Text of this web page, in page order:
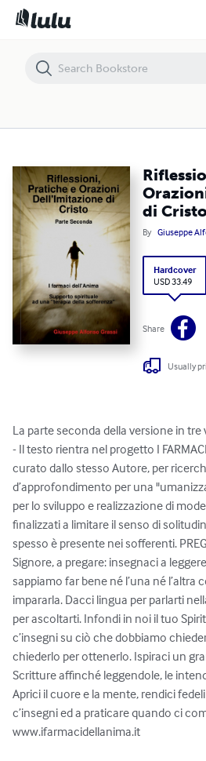
di
By Giuseppe
Hardcover
USD 33.49
Share
Usually
La parte seconda della versione in tre
- Il testo rientra nel progetto I
curato dallo stesso Autore, per
d’approfondimento per una
per lo sviluppo e realizzazione di
finalizzati a limitare il senso di
spesso è presente nei sofferenti.
Signore, a pregare: insegnaci a
sappiamo far bene né l’una né l’altra
impararla. Dacci lingua per parlarti
per ascoltarti. Infondi in noi il tuo
c’insegni su ciò che dobbiamo
chiederlo per ottenerlo. Ispiraci un
Scritture affinché leggendole, le
Aprici il cuore e la mente, rendici
c’insegni ed a praticare quando ci
www.ifarmacidellanima.it
Riflessioni, Pratiche e Orazioni